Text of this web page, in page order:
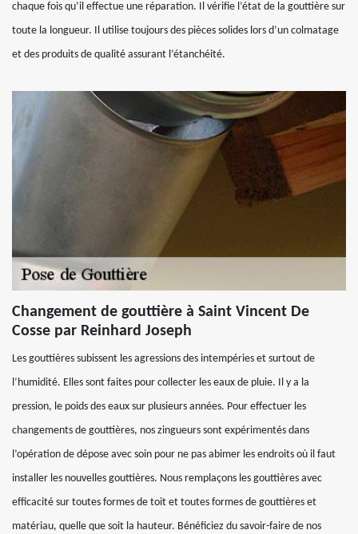
chaque fois qu’il effectue une réparation. Il vérifie l’état de la gouttière sur
toute la longueur. Il utilise toujours des pièces solides lors d’un colmatage
et des produits de qualité assurant l’étanchéité.
Changement de gouttière à Saint Vincent De
Cosse par Reinhard Joseph
Les gouttières subissent les agressions des intempéries et surtout de
l’humidité. Elles sont faites pour collecter les eaux de pluie. Il y a la
pression, le poids des eaux sur plusieurs années. Pour effectuer les
changements de gouttières, nos zingueurs sont expérimentés dans
l’opération de dépose avec soin pour ne pas abimer les endroits où il faut
installer les nouvelles gouttières. Nous remplaçons les gouttières avec
efficacité sur toutes formes de toit et toutes formes de gouttières et
matériau, quelle que soit la hauteur. Bénéficiez du savoir-faire de nos